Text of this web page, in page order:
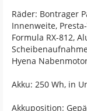
Räder: Bontrager
Innenweite,
Formula RX-812,
Hyena
Akku: 250 Wh, in
Akkuposition: